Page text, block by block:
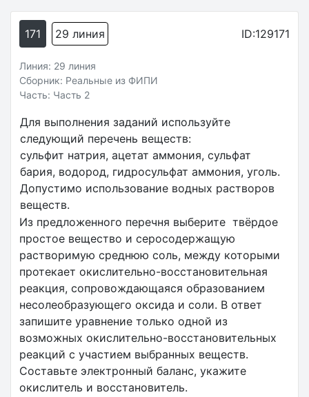
171 29 линия ID:129171
Линия: 29 линия
Сборник: Реальные из ФИПИ
Часть: Часть 2
Для выполнения заданий используйте
следующий перечень веществ:
сульфит натрия, ацетат аммония, сульфат
бария, водород, гидросульфат аммония, уголь.
Допустимо использование водных растворов
веществ.
Из предложенного перечня выберите твёрдое
простое вещество и серосодержащую
растворимую среднюю соль, между которыми
протекает окислительно-восстановительная
реакция, сопровождающаяся образованием
несолеобразующего оксида и соли. В ответ
запишите уравнение только одной из
возможных окислительно-восстановительных
реакций с участием выбранных веществ.
Составьте электронный баланс, укажите
окислитель и восстановитель.